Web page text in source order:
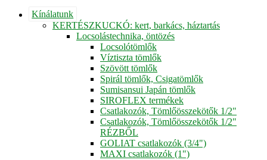
Kínálatunk
KERTÉSZKUCKÓ: kert, barkács, háztartás
Locsolástechnika, öntözés
Locsolótömlők
Víztiszta tömlők
Szövött tömlők
Spirál tömlők, Csigatömlők
Sumisansui Japán tömlők
SIROFLEX termékek
Csatlakozók, Tömlőösszekötők 1/2"
Csatlakozók, Tömlőösszekötők 1/2"
RÉZBŐL
GOLIAT csatlakozók (3/4")
MAXI csatlakozók (1")